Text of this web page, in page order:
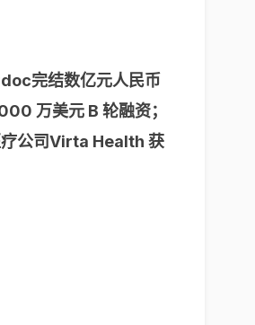
完结数亿元人民币
万美元 B 轮融资；
公司Virta Health 获